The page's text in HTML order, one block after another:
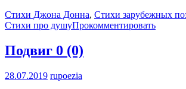
Стихи Джона Донна, Стихи зарубежных
Стихи про душуПрокомментировать
Подвиг 0 (0)
28.07.2019 rupoezia